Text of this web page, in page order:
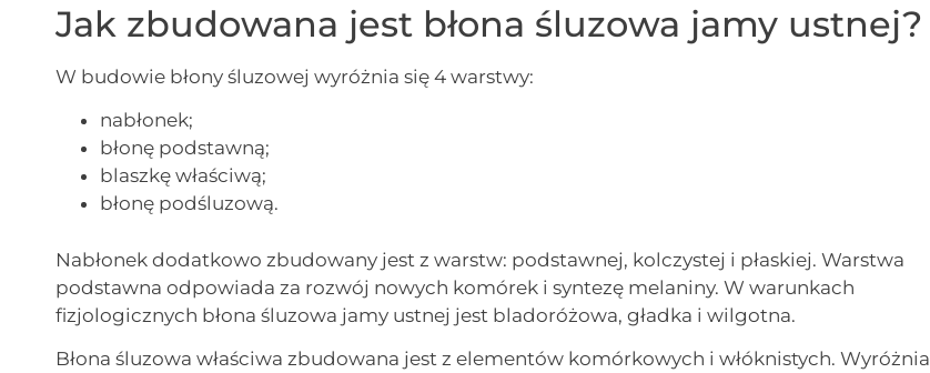
Jak zbudowana jest błona śluzowa jamy ustnej?
W budowie błony śluzowej wyróżnia się 4 warstwy:
nabłonek;
błonę podstawną;
blaszkę właściwą;
błonę podśluzową.
Nabłonek dodatkowo zbudowany jest z warstw: podstawnej, kolczystej i płaskiej. Warstwa
podstawna odpowiada za rozwój nowych komórek i syntezę melaniny. W warunkach
fizjologicznych błona śluzowa jamy ustnej jest bladoróżowa, gładka i wilgotna.
Błona śluzowa właściwa zbudowana jest z elementów komórkowych i włóknistych. Wyróżnia